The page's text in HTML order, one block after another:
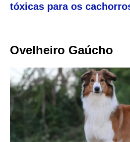
tóxicas para os
Ovelheiro Gaúcho